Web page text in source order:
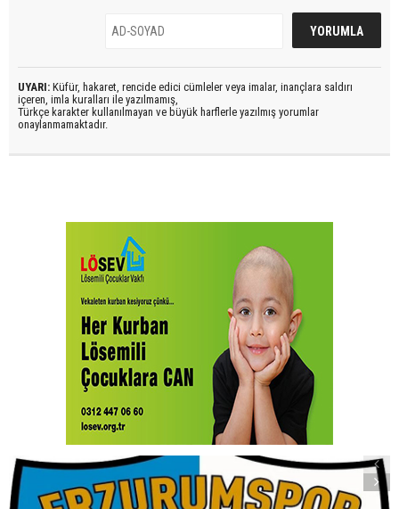
UYARI: Küfür, hakaret, rencide edici cümleler veya imalar, inançlara saldırı
içeren, imla kuralları ile yazılmamış,
Türkçe karakter kullanılmayan ve büyük harflerle yazılmış yorumlar
onaylanmamaktadır.